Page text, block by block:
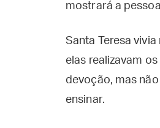
mostrará a
Santa Teresa
elas realizavam
devoção, mas
ensinar.